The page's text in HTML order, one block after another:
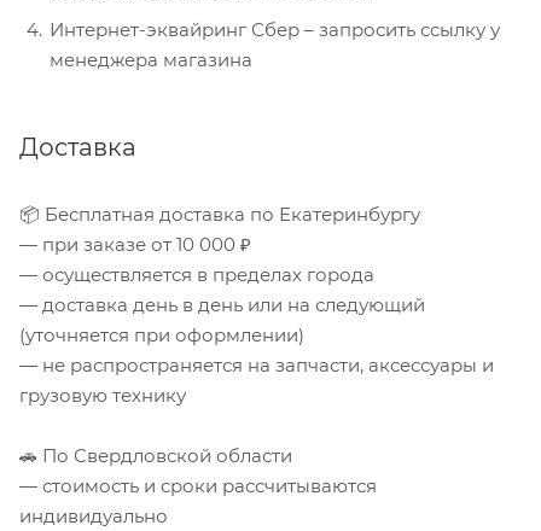
Интернет-эквайринг Сбер – запросить ссылку у
менеджера магазина
Доставка
📦 Бесплатная доставка по Екатеринбургу
— при заказе от 10 000 ₽
— осуществляется в пределах города
— доставка день в день или на следующий
(уточняется при оформлении)
— не распространяется на запчасти, аксессуары и
грузовую технику
🚗 По Свердловской области
— стоимость и сроки рассчитываются
индивидуально